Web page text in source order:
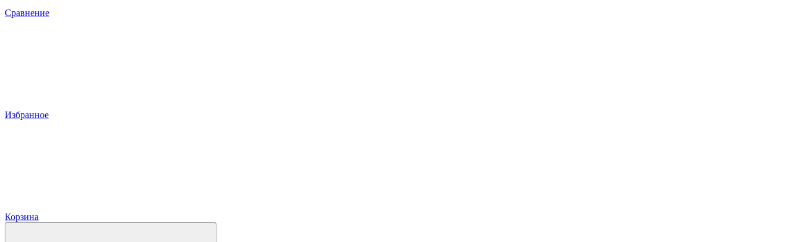
Сравнение
Избранное
Корзина